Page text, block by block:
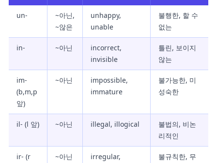
un-
~아닌,
~않은
unhappy,
unable
불행한, 할 수
없는
in- ~아닌
incorrect,
invisible
틀린, 보이지
않는
im-
(b,m,p
앞)
~아닌
impossible,
immature
불가능한, 미
성숙한
il- (l 앞) ~아닌 illegal, illogical
불법의, 비논
리적인
ir- (r
~아닌
irregular,
불규칙한, 무